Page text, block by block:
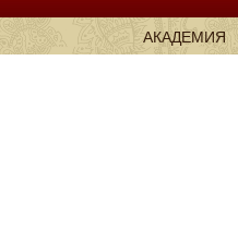
АКАДЕМИЯ